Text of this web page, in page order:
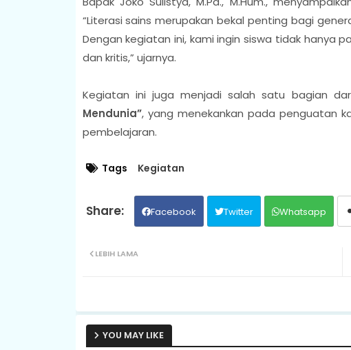
“Literasi sains merupakan bekal penting bagi
Dengan kegiatan ini, kami ingin siswa tidak hanya
dan kritis,” ujarnya.
Kegiatan ini juga menjadi salah satu bagian
Mendunia”, yang menekankan pada penguatan
pembelajaran.
Tags Kegiatan
Facebook Twitter Whatsapp
LEBIH LAMA
YOU MAY LIKE